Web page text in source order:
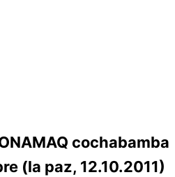
cochabamba
(la paz, 12.10.2011)